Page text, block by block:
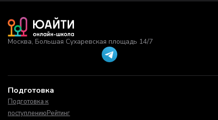
Москва, Большая Сухаревская площадь 14/7
Подготовка
Подготовка к
поступлениюРейтинг